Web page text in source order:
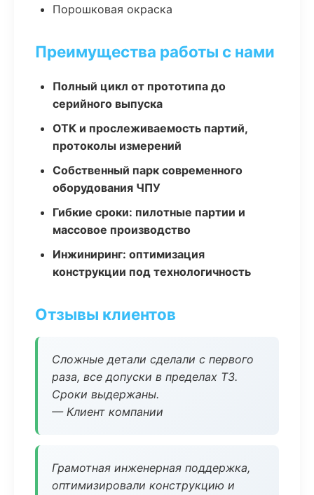
Порошковая окраска
Преимущества работы с нами
Полный цикл от прототипа до
серийного выпуска
ОТК и прослеживаемость партий,
протоколы измерений
Собственный парк современного
оборудования ЧПУ
Гибкие сроки: пилотные партии и
массовое производство
Инжиниринг: оптимизация
конструкции под технологичность
Отзывы клиентов
Сложные детали сделали с первого
раза, все допуски в пределах ТЗ.
Сроки выдержаны.
— Клиент компании
Грамотная инженерная поддержка,
оптимизировали конструкцию и